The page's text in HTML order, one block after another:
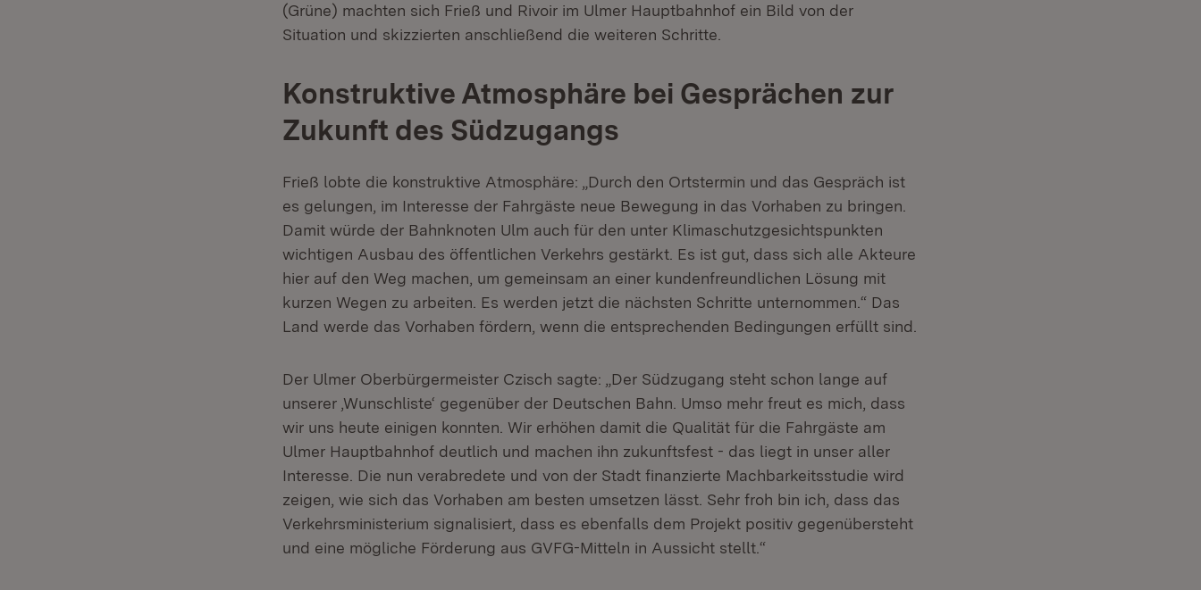
(Grüne) machten sich Frieß und Rivoir im Ulmer Hauptbahnhof ein Bild von der
Situation und skizzierten anschließend die weiteren Schritte.
Konstruktive Atmosphäre bei Gesprächen zur
Zukunft des Südzugangs
Frieß lobte die konstruktive Atmosphäre: „Durch den Ortstermin und das Gespräch ist
es gelungen, im Interesse der Fahrgäste neue Bewegung in das Vorhaben zu bringen.
Damit würde der Bahnknoten Ulm auch für den unter Klimaschutzgesichtspunkten
wichtigen Ausbau des öffentlichen Verkehrs gestärkt. Es ist gut, dass sich alle Akteure
hier auf den Weg machen, um gemeinsam an einer kundenfreundlichen Lösung mit
kurzen Wegen zu arbeiten. Es werden jetzt die nächsten Schritte unternommen.“ Das
Land werde das Vorhaben fördern, wenn die entsprechenden Bedingungen erfüllt sind.
Der Ulmer Oberbürgermeister Czisch sagte: „Der Südzugang steht schon lange auf
unserer ‚Wunschliste‘ gegenüber der Deutschen Bahn. Umso mehr freut es mich, dass
wir uns heute einigen konnten. Wir erhöhen damit die Qualität für die Fahrgäste am
Ulmer Hauptbahnhof deutlich und machen ihn zukunftsfest - das liegt in unser aller
Interesse. Die nun verabredete und von der Stadt finanzierte Machbarkeitsstudie wird
zeigen, wie sich das Vorhaben am besten umsetzen lässt. Sehr froh bin ich, dass das
Verkehrsministerium signalisiert, dass es ebenfalls dem Projekt positiv gegenübersteht
und eine mögliche Förderung aus GVFG-Mitteln in Aussicht stellt.“